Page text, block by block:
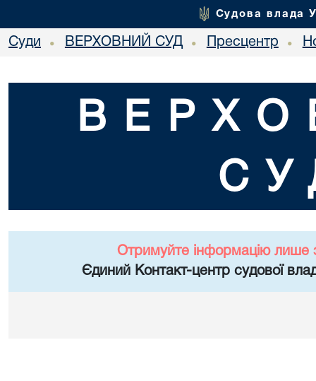
Судова влада
Суди • ВЕРХОВНИЙ СУД • Пресцентр •
Отримуйте інформацію лише
Єдиний Контакт-центр судової